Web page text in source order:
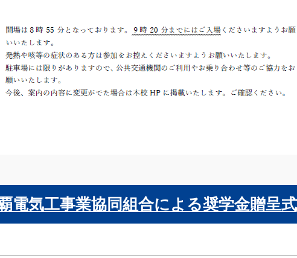
電気工事業協同組合による奨学金贈呈式